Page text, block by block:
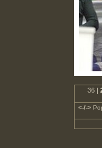
36 |
<-/->